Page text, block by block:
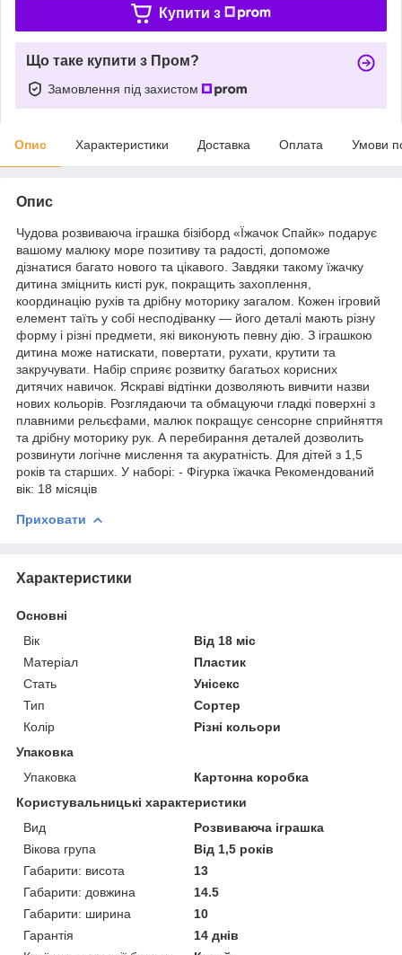
Купити з
Що таке купити з Пром?
Замовлення під захистом
Опис Характеристики Доставка Оплата Умови
Опис
Чудова розвиваюча іграшка бізіборд «Їжачок Спайк» подарує
вашому малюку море позитиву та радості, допоможе
дізнатися багато нового та цікавого. Завдяки такому їжачку
дитина зміцнить кисті рук, покращить захоплення,
координацію рухів та дрібну моторику загалом. Кожен ігровий
елемент таїть у собі несподіванку — його деталі мають різну
форму і різні предмети, які виконують певну дію. З іграшкою
дитина може натискати, повертати, рухати, крутити та
закручувати. Набір сприяє розвитку багатьох корисних
дитячих навичок. Яскраві відтінки дозволяють вивчити назви
нових кольорів. Розглядаючи та обмацуючи гладкі поверхні з
плавними рельєфами, малюк покращує сенсорне сприйняття
та дрібну моторику рук. А перебирання деталей дозволить
розвинути логічне мислення та акуратність. Для дітей з 1,5
років та старших. У наборі: - Фігурка їжачка Рекомендований
вік: 18 місяців
Приховати
Характеристики
Основні
Вік
Від 18 міс
Матеріал
Пластик
Стать
Унісекс
Тип
Сортер
Колір
Різні кольори
Упаковка
Упаковка
Картонна коробка
Користувальницькі характеристики
Вид
Розвиваюча іграшка
Вікова група
Від 1,5 років
Габарити: висота
13
Габарити: довжина
14.5
Габарити: ширина
10
Гарантія
14 днів